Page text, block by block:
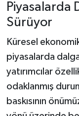
Piyasalarda
Sürüyor
Küresel
piyasalarda
yatırımcılar
odaklanmış
baskısının